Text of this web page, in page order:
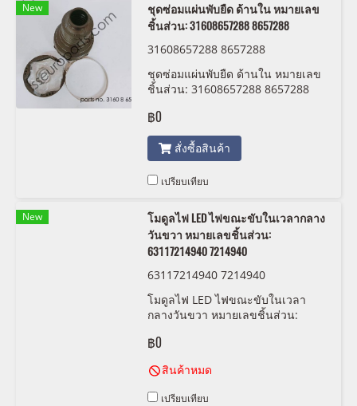
New
ชุดซ่อมแผ่นพับยืด ด้านใน หมายเลข
ชิ้นส่วน: 31608657288 8657288
31608657288 8657288
ชุดซ่อมแผ่นพับยืด ด้านใน หมายเลข
ชิ้นส่วน: 31608657288 8657288
฿0
สั่งซื้อสินค้า
เปรียบเทียบ
New
โมดูลไฟ LED ไฟขณะขับในเวลากลาง
วันขวา หมายเลขชิ้นส่วน:
63117214940 7214940
63117214940 7214940
โมดูลไฟ LED ไฟขณะขับในเวลา
กลางวันขวา หมายเลขชิ้นส่วน:
฿0
สินค้าหมด
เปรียบเทียบ